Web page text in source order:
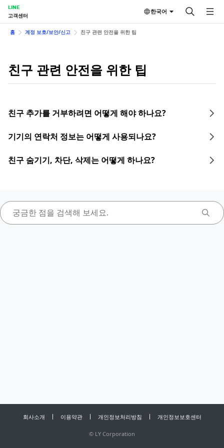
LINE
고객센터
한국어
홈 계정 보호/보안/신고 친구 관련 안전을 위한 팁
친구 관련 안전을 위한 팁
친구 추가를 거부하려면 어떻게 해야 하나요?
기기의 연락처 정보는 어떻게 사용되나요?
친구 숨기기, 차단, 삭제는 어떻게 하나요?
회사소개 이용약관 개인정보처리방침 개인정보보호센터
© LY Corporation